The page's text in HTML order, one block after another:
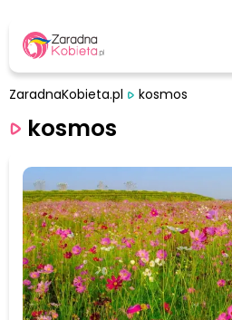
ZaradnaKobieta.pl kosmos
kosmos